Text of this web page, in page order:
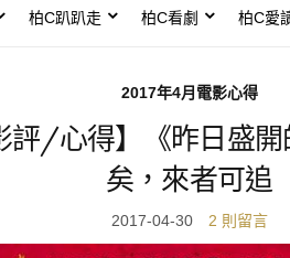
柏C趴趴走 柏C看劇 柏C愛
2017年4月電影心得
評/心得】《昨日盛
矣，來者可追
2017-04-30 2 則留言